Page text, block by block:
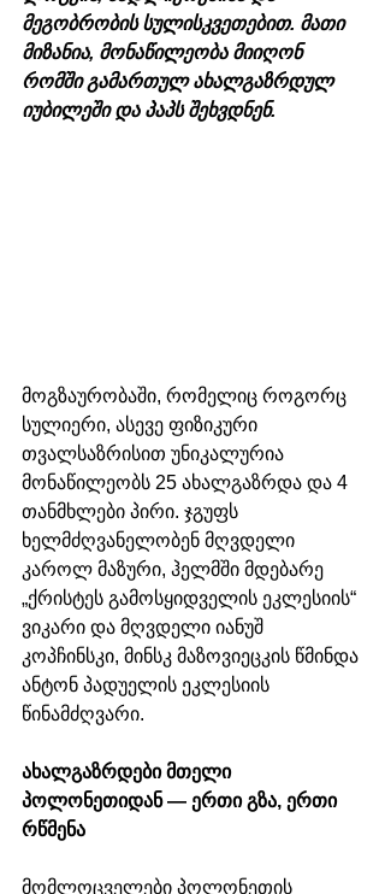
მეგობრობის სულისკვეთებით. მათი
მიზანია, მონაწილეობა მიიღონ
რომში გამართულ ახალგაზრდულ
იუბილეში და პაპს შეხვდნენ.
მოგზაურობაში, რომელიც როგორც
სულიერი, ასევე ფიზიკური
თვალსაზრისით უნიკალურია
მონაწილეობს 25 ახალგაზრდა და 4
თანმხლები პირი. ჯგუფს
ხელმძღვანელობენ მღვდელი
კაროლ მაზური, ჰელმში მდებარე
„ქრისტეს გამოსყიდველის ეკლესიის“
ვიკარი და მღვდელი იანუშ
კოპჩინსკი, მინსკ მაზოვიეცკის წმინდა
ანტონ პადუელის ეკლესიის
წინამძღვარი.
ახალგაზრდები მთელი
პოლონეთიდან — ერთი გზა, ერთი
რწმენა
მომლოცველები პოლონეთის